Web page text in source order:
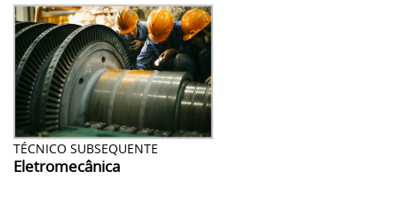
TÉCNICO SUBSEQUENTE
Eletromecânica